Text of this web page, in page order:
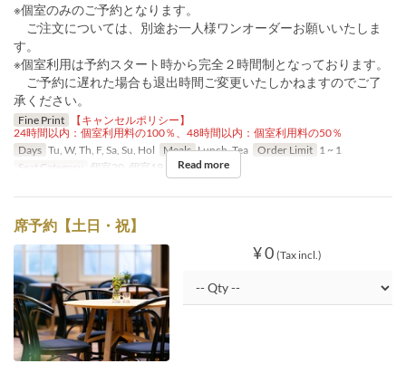
※個室のみのご予約となります。
ご注文については、別途お一人様ワンオーダーお願いいたしま
す。
※個室利用は予約スタート時から完全２時間制となっております。
ご予約に遅れた場合も退出時間ご変更いたしかねますのでご了
承ください。
Fine Print
【キャンセルポリシー】
24時間以内：個室利用料の100％、48時間以内：個室利用料の50％
Days Tu, W, Th, F, Sa, Su, Hol Meals Lunch, Tea Order Limit 1 ~ 1
Seat Category
個室20, 個室19, 個室21, 個室22
Read more
席予約【土日・祝】
¥ 0 (Tax incl.)